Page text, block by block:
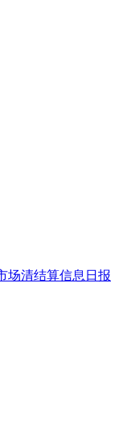
场清结算信息日报